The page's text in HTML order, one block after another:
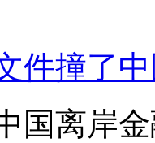
件撞了
国离岸